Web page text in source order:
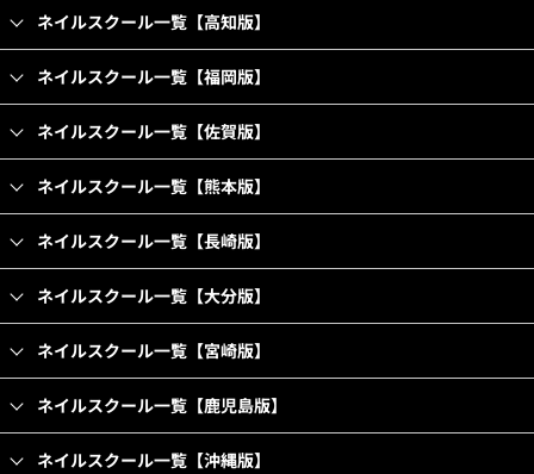
ネイルスクール一覧【高知版】
ネイルスクール一覧【福岡版】
ネイルスクール一覧【佐賀版】
ネイルスクール一覧【熊本版】
ネイルスクール一覧【長崎版】
ネイルスクール一覧【大分版】
ネイルスクール一覧【宮崎版】
ネイルスクール一覧【鹿児島版】
ネイルスクール一覧【沖縄版】